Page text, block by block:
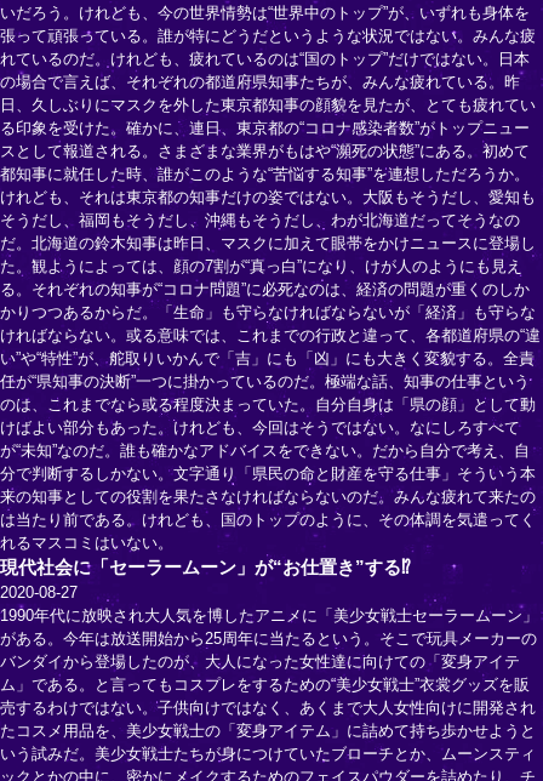
いだろう。けれども、今の世界情勢は“世界中のトップ”が、いずれも身体を
張って頑張っている。誰が特にどうだというような状況ではない。みんな疲
れているのだ。けれども、疲れているのは“国のトップ”だけではない。日本
の場合で言えば、それぞれの都道府県知事たちが、みんな疲れている。昨
日、久しぶりにマスクを外した東京都知事の顔貌を見たが、とても疲れてい
る印象を受けた。確かに、連日、東京都の“コロナ感染者数”がトップニュー
スとして報道される。さまざまな業界がもはや“瀕死の状態”にある。初めて
都知事に就任した時、誰がこのような“苦悩する知事”を連想しただろうか。
けれども、それは東京都の知事だけの姿ではない。大阪もそうだし、愛知も
そうだし、福岡もそうだし、沖縄もそうだし、わが北海道だってそうなの
だ。北海道の鈴木知事は昨日、マスクに加えて眼帯をかけニュースに登場し
た。観ようによっては、顔の7割が“真っ白”になり、けが人のようにも見え
る。それぞれの知事が“コロナ問題”に必死なのは、経済の問題が重くのしか
かりつつあるからだ。「生命」も守らなければならないが「経済」も守らな
ければならない。或る意味では、これまでの行政と違って、各都道府県の“違
い”や“特性”が、舵取りいかんで「吉」にも「凶」にも大きく変貌する。全責
任が“県知事の決断”一つに掛かっているのだ。極端な話、知事の仕事という
のは、これまでなら或る程度決まっていた。自分自身は「県の顔」として動
けばよい部分もあった。けれども、今回はそうではない。なにしろすべて
が“未知”なのだ。誰も確かなアドバイスをできない。だから自分で考え、自
分で判断するしかない。文字通り「県民の命と財産を守る仕事」そういう本
来の知事としての役割を果たさなければならないのだ。みんな疲れて来たの
は当たり前である。けれども、国のトップのように、その体調を気遣ってく
れるマスコミはいない。
現代社会に「セーラームーン」が“お仕置き”する⁉
2020-08-27
1990年代に放映され大人気を博したアニメに「美少女戦士セーラームーン」
がある。今年は放送開始から25周年に当たるという。そこで玩具メーカーの
バンダイから登場したのが、大人になった女性達に向けての「変身アイテ
ム」である。と言ってもコスプレをするための“美少女戦士”衣裳グッズを販
売するわけではない。子供向けではなく、あくまで大人女性向けに開発され
たコスメ用品を、美少女戦士の「変身アイテム」に詰めて持ち歩かせようと
いう試みだ。美少女戦士たちが身につけていたブローチとか、ムーンスティ
ックとかの中に、密かにメイクするためのフェイスパウダーを詰めたり、チ